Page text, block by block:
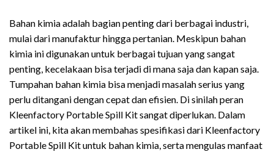
Bahan kimia adalah bagian penting dari berbagai industri,
mulai dari manufaktur hingga pertanian. Meskipun bahan
kimia ini digunakan untuk berbagai tujuan yang sangat
penting, kecelakaan bisa terjadi di mana saja dan kapan saja.
Tumpahan bahan kimia bisa menjadi masalah serius yang
perlu ditangani dengan cepat dan efisien. Di sinilah peran
Kleenfactory Portable Spill Kit sangat diperlukan. Dalam
artikel ini, kita akan membahas spesifikasi dari Kleenfactory
Portable Spill Kit untuk bahan kimia, serta mengulas manfaat